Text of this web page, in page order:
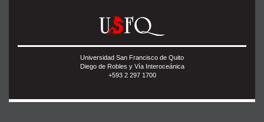
Universidad San Francisco de Quito
Diego de Robles y Vía Interoceánica
+593 2 297 1700